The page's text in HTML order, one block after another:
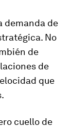
demanda de
No
de
de
que
cuello de